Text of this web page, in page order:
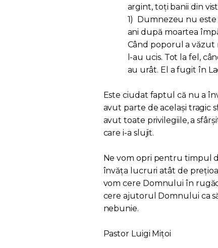
argint, toți banii din
1) Dumnezeu nu este
ani după moartea
Când poporul a văzut
l-au ucis. Tot la fel,
au urât. El a fugit în
Este ciudat faptul că nu a
avut parte de același tragic
avut toate privilegiile, a
care i-a slujit.
Ne vom opri pentru timpul
învăța lucruri atât de
vom cere Domnului în
cere ajutorul Domnului ca
nebunie.
Pastor Luigi Mițoi